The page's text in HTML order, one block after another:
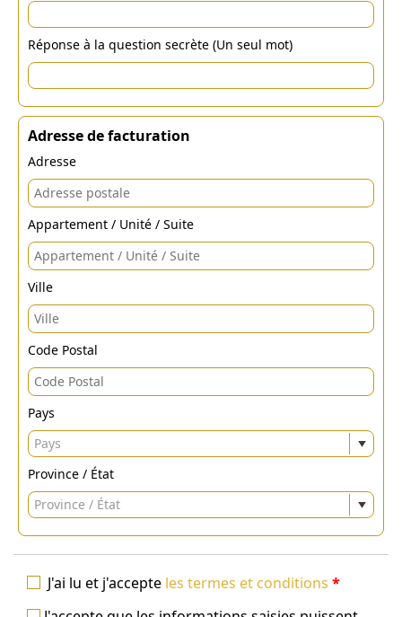
Réponse à la question secrète (Un seul mot)
Adresse de facturation
Adresse
Appartement / Unité / Suite
Ville
Code Postal
Pays
Pays
Province / État
Province / État
J'ai lu et j'accepte les termes et conditions *